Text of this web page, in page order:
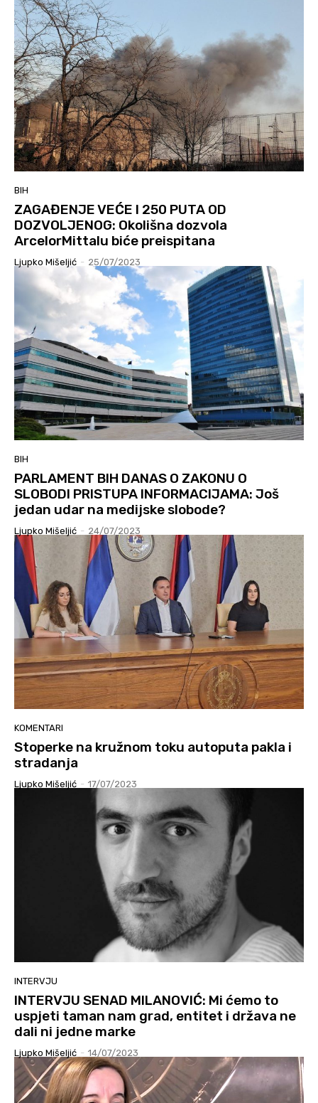
BIH
ZAGAĐENJE VEĆE I 250 PUTA OD
DOZVOLJENOG: Okolišna dozvola
ArcelorMittalu biće preispitana
Ljupko Mišeljić - 25/07/2023
BIH
PARLAMENT BIH DANAS O ZAKONU O
SLOBODI PRISTUPA INFORMACIJAMA: Još
jedan udar na medijske slobode?
Ljupko Mišeljić - 24/07/2023
KOMENTARI
Stoperke na kružnom toku autoputa pakla i
stradanja
Ljupko Mišeljić - 17/07/2023
INTERVJU
INTERVJU SENAD MILANOVIĆ: Mi ćemo to
uspjeti taman nam grad, entitet i država ne
dali ni jedne marke
Ljupko Mišeljić - 14/07/2023